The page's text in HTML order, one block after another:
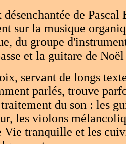
de Pascal
sur la musique
du groupe
et la guitare de
servant de longs
parlés, trouve
du son : les
les violons
Vie tranquille et les